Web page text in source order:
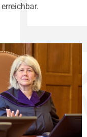
erreichbar.